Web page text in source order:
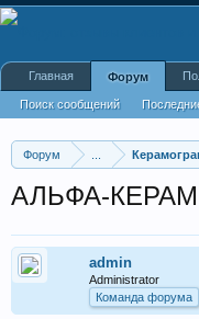
Форум
АЛЬФА-
admin
Administrator
Команда форума
Главная Форум
Поиск сообщений